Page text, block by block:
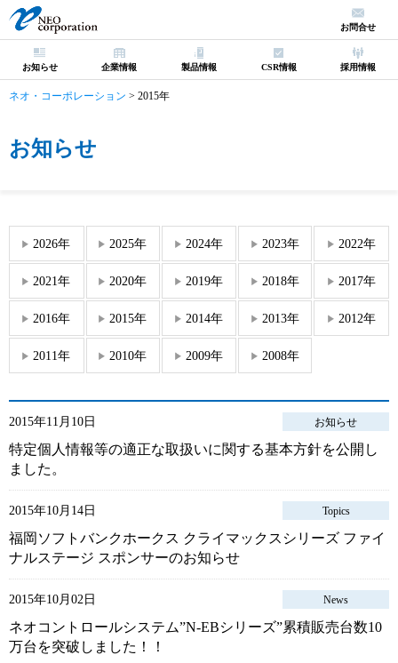
お知らせ 企業情報 製品情報 CSR情報 採用情報
お問合せ
ネオ・コーポレーション > 2015年
お知らせ
2026年 2025年 2024年 2023年 2022年
2021年 2020年 2019年 2018年 2017年
2016年 2015年 2014年 2013年 2012年
2011年 2010年 2009年 2008年
2015年11月10日 お知らせ
特定個人情報等の適正な取扱いに関する基本方針を公開し
ました。
2015年10月14日 Topics
福岡ソフトバンクホークス クライマックスシリーズ ファイ
ナルステージ スポンサーのお知らせ
2015年10月02日 News
ネオコントロールシステム”N-EBシリーズ”累積販売台数10
万台を突破しました！！